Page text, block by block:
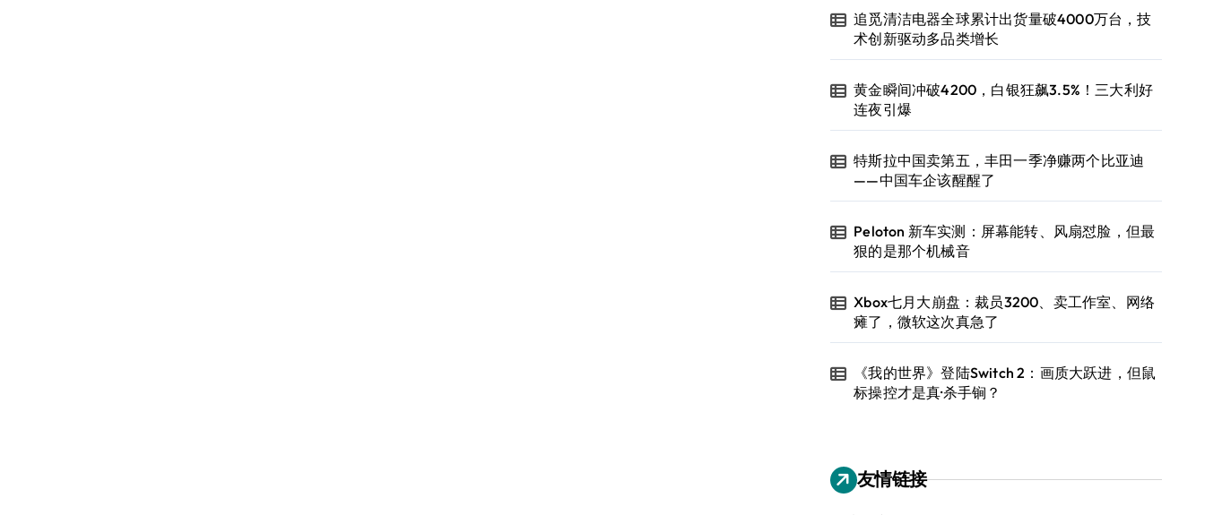
追觅清洁电器全球累计出货量破4000万台，技
术创新驱动多品类增长
黄金瞬间冲破4200，白银狂飙3.5%！三大利好
连夜引爆
特斯拉中国卖第五，丰田一季净赚两个比亚迪
——中国车企该醒醒了
Peloton 新车实测：屏幕能转、风扇怼脸，但最
狠的是那个机械音
Xbox七月大崩盘：裁员3200、卖工作室、网络
瘫了，微软这次真急了
《我的世界》登陆Switch 2：画质大跃进，但鼠
标操控才是真·杀手锏？
友情链接